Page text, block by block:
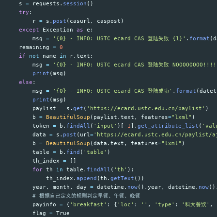
s
= requests . session ()
try :
r
= s . post ( casurl , caspost )
except
Exception as e :
msg
= ' {0} - INFO: USTC ecard CAS 登陆失败 {1} ' . format (
remaining
=
0
if
not name in r. text :
msg
= ' {0} - INFO: USTC ecard CAS 登陆失败
print ( msg )
else :
msg
= ' {0} - INFO: USTC ecard CAS 登陆成功 ' . format (
print ( msg )
paylist
= s . get ( ' https://ecard.ustc.edu.cn/paylist ' )
b
= BeautifulSoup ( paylist . text , features=" lxml " )
token
= b . findAll ( ' input ' )[ - 1 ]. get_attribute_list ( '
data
= s . post ( url =' https://ecard.ustc.edu.cn/paylist/
b
= BeautifulSoup ( data . text , features=" lxml " )
table
= b . find ( ' table ' )
th_index
=
for
th in table . findAll ( ' th ' ):
th_index . append ( th . getText ())
year, month , day = datetime . now(). year, datetime . now
payinfo
= { ' breakfast ' : { ' loc ' : '' , ' type ' : ' 科大餐饮 ' ,
flag
=
True